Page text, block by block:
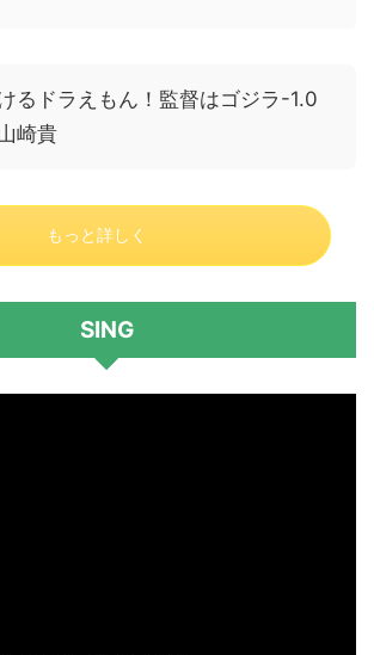
るドラえもん！監督はゴジラ-1.0
崎貴
もっと詳しく
SING